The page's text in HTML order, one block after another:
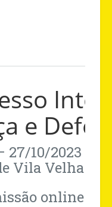
e
27/10/2023
Vila Velha -
online